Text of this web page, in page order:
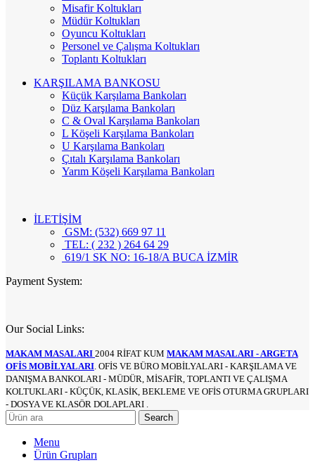
Misafir Koltukları
Müdür Koltukları
Oyuncu Koltukları
Personel ve Çalışma Koltukları
Toplantı Koltukları
KARŞILAMA BANKOSU
Küçük Karşılama Bankoları
Düz Karşılama Bankoları
C & Oval Karşılama Bankoları
L Köşeli Karşılama Bankoları
U Karşılama Bankoları
Çıtalı Karşılama Bankoları
Yarım Köşeli Karşılama Bankoları
İLETİŞİM
GSM: (532) 669 97 11
TEL: ( 232 ) 264 64 29
619/1 SK NO: 16-18/A BUCA İZMİR
Payment System:
Our Social Links:
MAKAM MASALARI 2004 RİFAT KUM MAKAM MASALARI - ARGETA
OFİS MOBİLYALARI. OFİS VE BÜRO MOBİLYALARI - KARŞILAMA VE
DANIŞMA BANKOLARI - MÜDÜR, MİSAFİR, TOPLANTI VE ÇALIŞMA
KOLTUKLARI - KÜÇÜK, KLASİK, BEKLEME VE OFİS OTURMA GRUPLARI
- DOSYA VE KLASÖR DOLAPLARI .
Search
Menu
Ürün Grupları